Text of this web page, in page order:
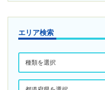
エリア検索